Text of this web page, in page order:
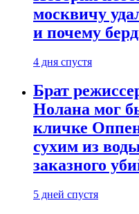
москвичу
и почему
4 дня спустя
Брат
Нолана мог
кличке
сухим из
заказного
5 дней спустя